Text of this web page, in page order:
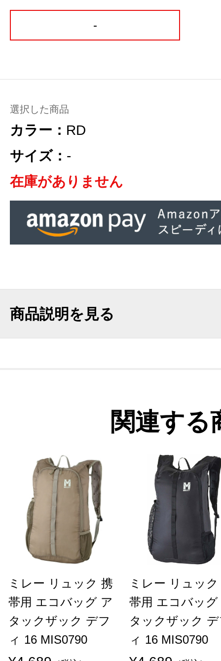
-
選択した商品
カラー： RD
サイズ： -
在庫がありません
商品説明を見る
関連する
ミレー リュック 携
帯用 エコバッグ ア
タックザック デフ
ィ 16 MIS0790
ミレー リュッ
帯用 エコバッグ
タックザック
ィ 16 MIS0790